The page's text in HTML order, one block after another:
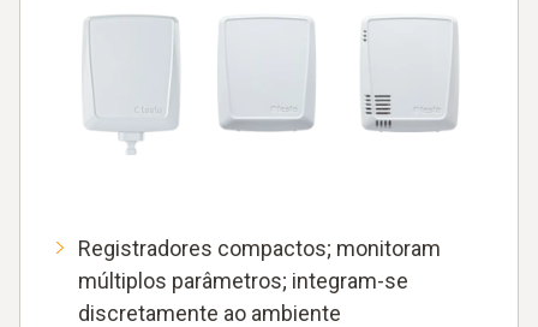
Registradores compactos; monitoram
múltiplos parâmetros; integram-se
discretamente ao ambiente